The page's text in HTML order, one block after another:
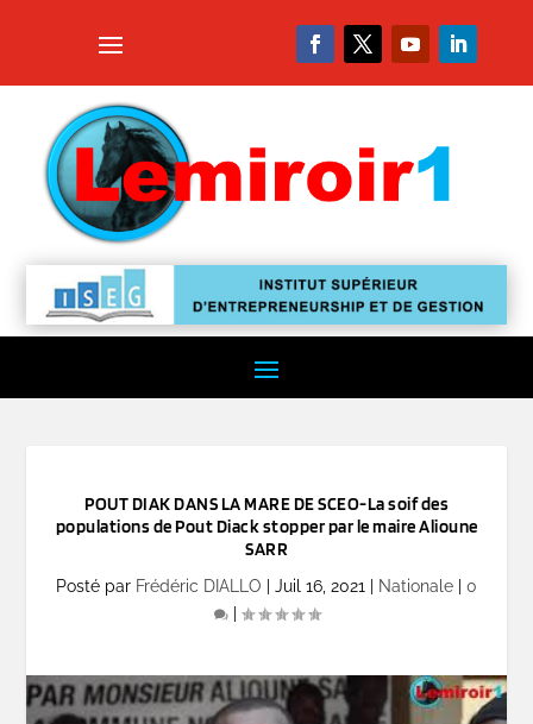
POUT DIAK DANS LA MARE DE SCEO-La soif des
populations de Pout Diack stopper par le maire Alioune
SARR
Posté par Frédéric DIALLO Juil 16, 2021 Nationale
0
|